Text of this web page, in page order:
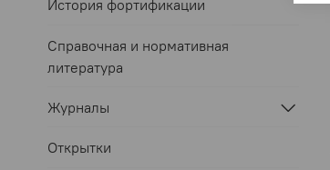
История фортификации
Справочная и нормативная
литература
Журналы
Открытки